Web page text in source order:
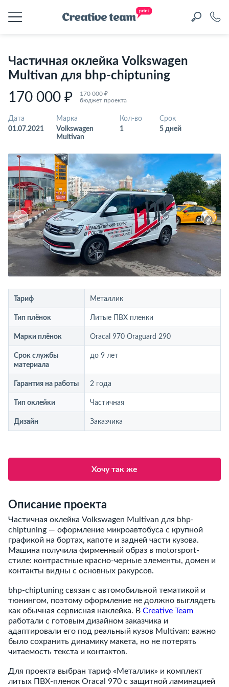
Частичная оклейка Volkswagen
Multivan для bhp-chiptuning
170 000 ₽
170 000 ₽
бюджет проекта
Дата
01.07.2021
Марка
Volkswagen
Multivan
Кол-во
1
Срок
5 дней
Тариф Металлик
Тип плёнок Литые ПВХ пленки
Марки плёнок Oracal 970 Oraguard 290
Срок службы
материала
до 9 лет
Гарантия на работы 2 года
Тип оклейки Частичная
Дизайн Заказчика
Хочу так же
Описание проекта
Частичная оклейка Volkswagen Multivan для bhp-
chiptuning — оформление микроавтобуса с крупной
графикой на бортах, капоте и задней части кузова.
Машина получила фирменный образ в motorsport-
стиле: контрастные красно-черные элементы, домен и
контакты видны с основных ракурсов.
bhp-chiptuning связан с автомобильной тематикой и
тюнингом, поэтому оформление не должно выглядеть
как обычная сервисная наклейка. В Creative Team
работали с готовым дизайном заказчика и
адаптировали его под реальный кузов Multivan: важно
было сохранить динамику макета, но не потерять
читаемость текста и контактов.
Для проекта выбран тариф «Металлик» и комплект
литых ПВХ-пленок Oracal 970 с защитной ламинацией